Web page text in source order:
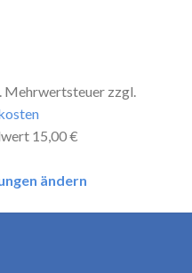
Mehrwertsteuer zzgl.
15,00 €
ändern